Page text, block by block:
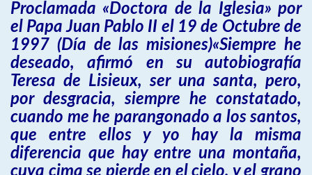
Proclamada «Doctora de la Iglesia» por
el Papa Juan Pablo II el 19 de Octubre de
1997 (Día de las misiones)«Siempre he
deseado, afirmó en su autobiografía
Teresa de Lisieux, ser una santa, pero,
por desgracia, siempre he constatado,
cuando me he parangonado a los santos,
que entre ellos y yo hay la misma
diferencia que hay entre una montaña,
cuya cima se pierde en el cielo, y el grano